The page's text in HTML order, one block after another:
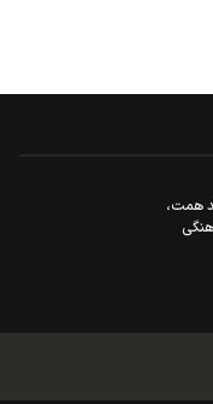
همت،
هماهنگی